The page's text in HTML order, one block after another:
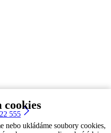
cookies
nebo ukládáme soubory cookies,
555